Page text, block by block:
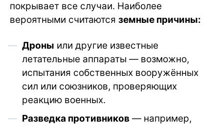
покрывает все случаи. Наиболее
вероятными считаются земные причины:
Дроны или другие известные
летательные аппараты — возможно,
испытания собственных вооружённых
сил или союзников, проверяющих
реакцию военных.
Разведка противников — например,